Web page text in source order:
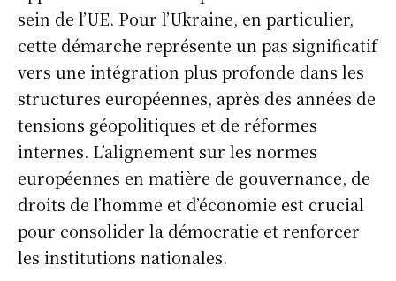
sein de l’UE. Pour l’Ukraine, en particulier,
cette démarche représente un pas significatif
vers une intégration plus profonde dans les
structures européennes, après des années de
tensions géopolitiques et de réformes
internes. L’alignement sur les normes
européennes en matière de gouvernance, de
droits de l’homme et d’économie est crucial
pour consolider la démocratie et renforcer
les institutions nationales.